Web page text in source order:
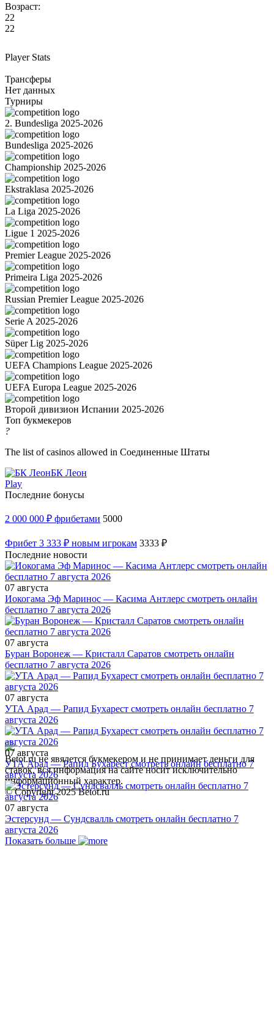
Возраст:
22
22
Player Stats
Трансферы
Нет данных
Турниры
2. Bundesliga 2025-2026
Bundesliga 2025-2026
Championship 2025-2026
Ekstraklasa 2025-2026
La Liga 2025-2026
Ligue 1 2025-2026
Premier League 2025-2026
Primeira Liga 2025-2026
Russian Premier League 2025-2026
Serie A 2025-2026
Süper Lig 2025-2026
UEFA Champions League 2025-2026
UEFA Europa League 2025-2026
Второй дивизион Испании 2025-2026
Топ букмекеров
?
The list of casinos allowed in Соединенные Штаты
БК Леон
Play
Последние бонусы
2 000 000 ₽ фрибетами 5000
Фрибет 3 333 ₽ новым игрокам 3333 ₽
Последние новости
07 августа
Иокогама Эф Маринос — Касима Антлерс смотреть онлайн
бесплатно 7 августа 2026
07 августа
Буран Воронеж — Кристалл Саратов смотреть онлайн
бесплатно 7 августа 2026
07 августа
УТА Арад — Рапид Бухарест смотреть онлайн бесплатно 7
августа 2026
07 августа
УТА Арад — Рапид Бухарест смотреть онлайн бесплатно 7
августа 2026
07 августа
Эстерсунд — Сундсвалль смотреть онлайн бесплатно 7
августа 2026
Показать больше
Betot.ru не явялется букмекером и не принимает деньги для
ставок, вся информация на сайте носит исключительно
информационный характер.
© Copyright 2025 Betot.ru